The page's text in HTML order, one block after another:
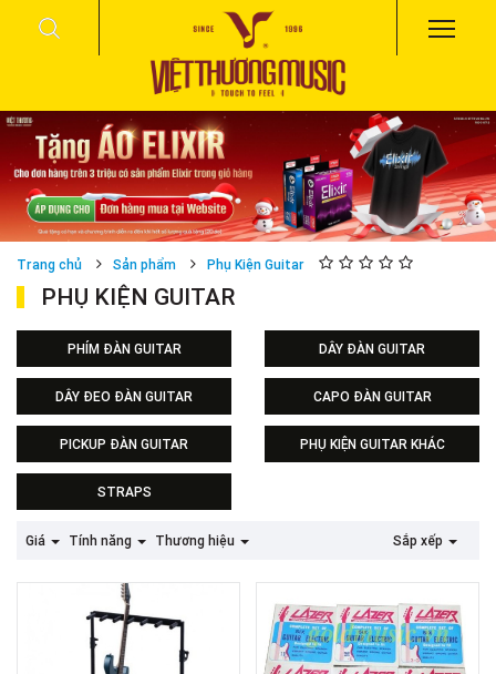
Trang chủ Sản phẩm Phụ Kiện Guitar
PHỤ KIỆN GUITAR
PHÍM ĐÀN GUITAR DÂY ĐÀN GUITAR
DÂY ĐEO ĐÀN GUITAR CAPO ĐÀN GUITAR
PICKUP ĐÀN GUITAR PHỤ KIỆN GUITAR KHÁC
STRAPS
Giá Tính năng Thương hiệu Sắp xếp